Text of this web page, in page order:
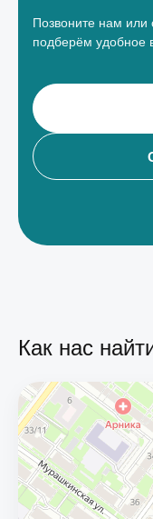
Позвоните нам или
подберём удобное
Как нас